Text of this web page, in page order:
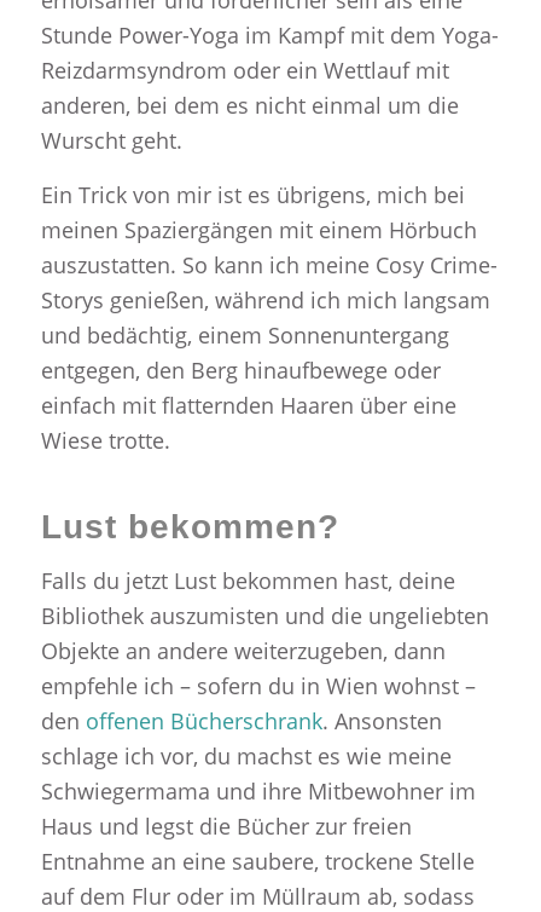
Stunde Power-Yoga im Kampf mit dem Yoga-
Reizdarmsyndrom oder ein Wettlauf mit
anderen, bei dem es nicht einmal um die
Wurscht geht.
Ein Trick von mir ist es übrigens, mich bei
meinen Spaziergängen mit einem Hörbuch
auszustatten. So kann ich meine Cosy Crime-
Storys genießen, während ich mich langsam
und bedächtig, einem Sonnenuntergang
entgegen, den Berg hinaufbewege oder
einfach mit flatternden Haaren über eine
Wiese trotte.
Lust bekommen?
Falls du jetzt Lust bekommen hast, deine
Bibliothek auszumisten und die ungeliebten
Objekte an andere weiterzugeben, dann
empfehle ich – sofern du in Wien wohnst –
den offenen Bücherschrank. Ansonsten
schlage ich vor, du machst es wie meine
Schwiegermama und ihre Mitbewohner im
Haus und legst die Bücher zur freien
Entnahme an eine saubere, trockene Stelle
auf dem Flur oder im Müllraum ab, sodass